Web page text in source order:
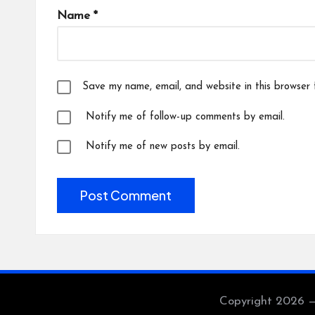
Name *
Save my name, email, and website in this
Notify me of follow-up comments by email.
Notify me of new posts by email.
Copyright 2026